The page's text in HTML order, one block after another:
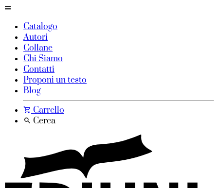
Catalogo
Autori
Collane
Chi Siamo
Contatti
Proponi un testo
Blog
Carrello
Cerca